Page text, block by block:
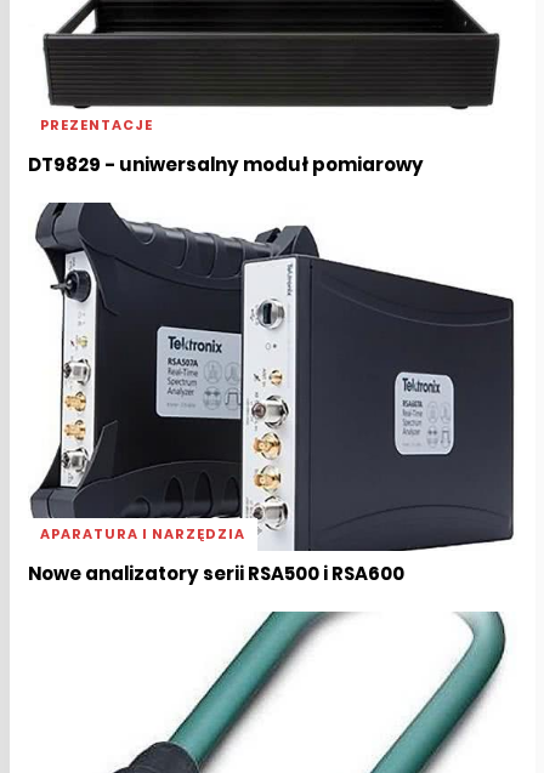
PREZENTACJE
DT9829 - uniwersalny moduł pomiarowy
APARATURA I NARZĘDZIA
Nowe analizatory serii RSA500 i RSA600